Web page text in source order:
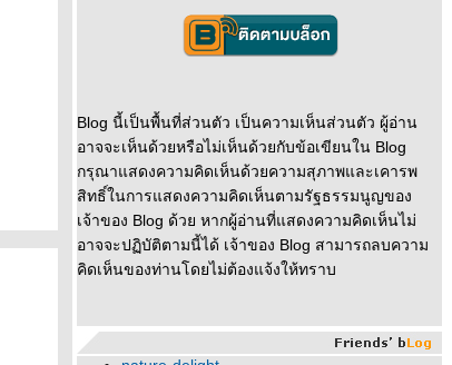
Blog นี้เป็นพื้นที่ส่วนตัว เป็นความเห็นส่วนตัว ผู้อ่าน
อาจจะเห็นด้วยหรือไม่เห็นด้วยกับข้อเขียนใน Blog
กรุณาแสดงความคิดเห็นด้วยความสุภาพและเคารพ
สิทธิ์ในการแสดงความคิดเห็นตามรัฐธรรมนูญของ
เจ้าของ Blog ด้วย หากผู้อ่านที่แสดงความคิดเห็นไม่
อาจจะปฏิบัติตามนี้ได้ เจ้าของ Blog สามารถลบความ
คิดเห็นของท่านโดยไม่ต้องแจ้งให้ทราบ